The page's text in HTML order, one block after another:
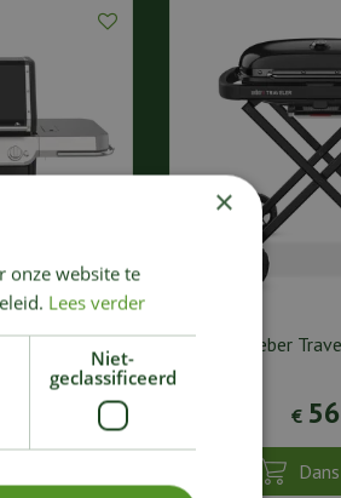
Black Weber
€
×
onze website te
Lees verder
Niet-
geclassificeerd